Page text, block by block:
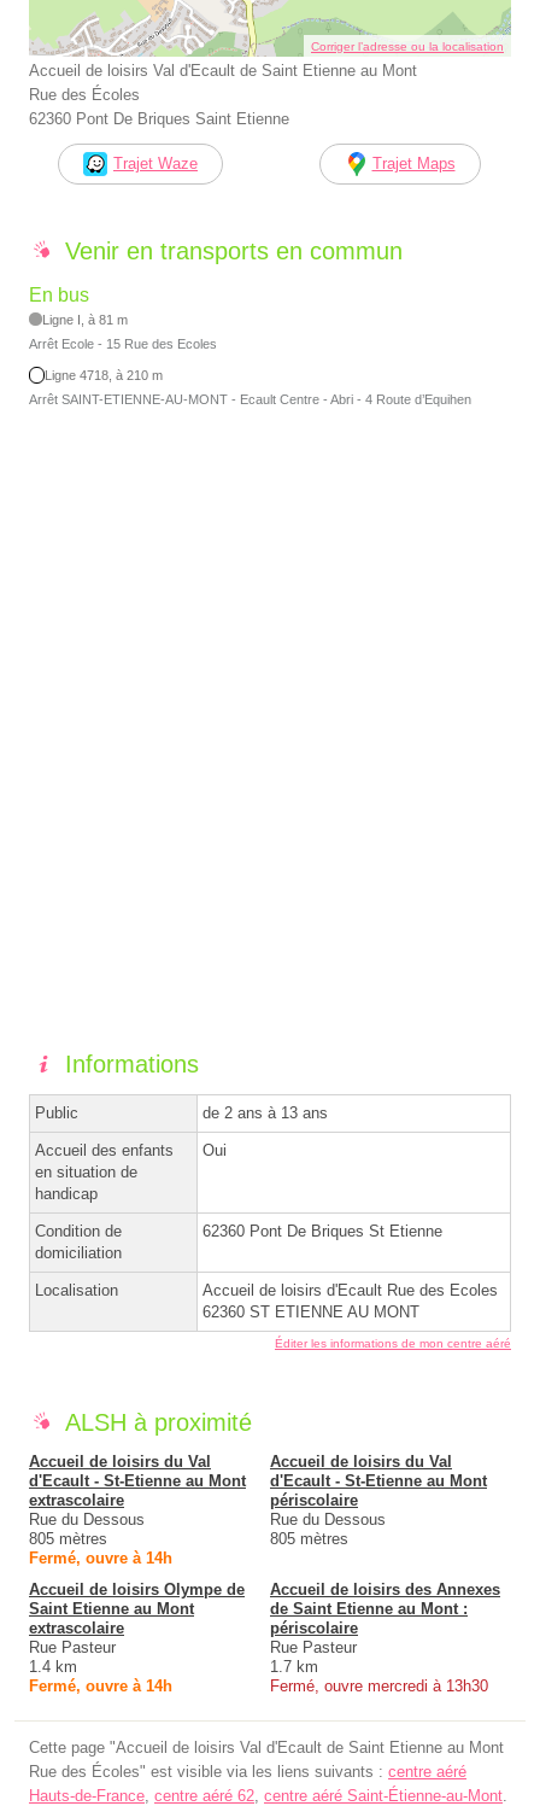
Corriger l’adresse ou la localisation
Accueil de loisirs Val d'Ecault de Saint Etienne au Mont
Rue des Écoles
62360 Pont De Briques Saint Etienne
Trajet Waze Trajet Maps
Venir en transports en commun
En bus
Ligne I, à 81 m
Arrêt Ecole - 15 Rue des Ecoles
Ligne 4718, à 210 m
Arrêt SAINT-ETIENNE-AU-MONT - Ecault Centre - Abri - 4 Route d’Equihen
Informations
Public de 2 ans à 13 ans
Accueil des enfants
en situation de
handicap
Oui
Condition de
domiciliation
62360 Pont De Briques St Etienne
Localisation
Accueil de loisirs d'Ecault Rue des Ecoles
62360 ST ETIENNE AU MONT
Éditer les informations de mon centre aéré
ALSH à proximité
Accueil de loisirs du Val
d'Ecault - St-Etienne au Mont
extrascolaire
Rue du Dessous
805 mètres
Fermé, ouvre à 14h
Accueil de loisirs du Val
d'Ecault - St-Etienne au Mont
périscolaire
Rue du Dessous
805 mètres
Accueil de loisirs Olympe de
Saint Etienne au Mont
extrascolaire
Rue Pasteur
1.4 km
Fermé, ouvre à 14h
Accueil de loisirs des Annexes
de Saint Etienne au Mont :
périscolaire
Rue Pasteur
1.7 km
Fermé, ouvre mercredi à 13h30
Cette page "Accueil de loisirs Val d'Ecault de Saint Etienne au Mont
Rue des Écoles" est visible via les liens suivants : centre aéré
Hauts-de-France, centre aéré 62, centre aéré Saint-Étienne-au-Mont.